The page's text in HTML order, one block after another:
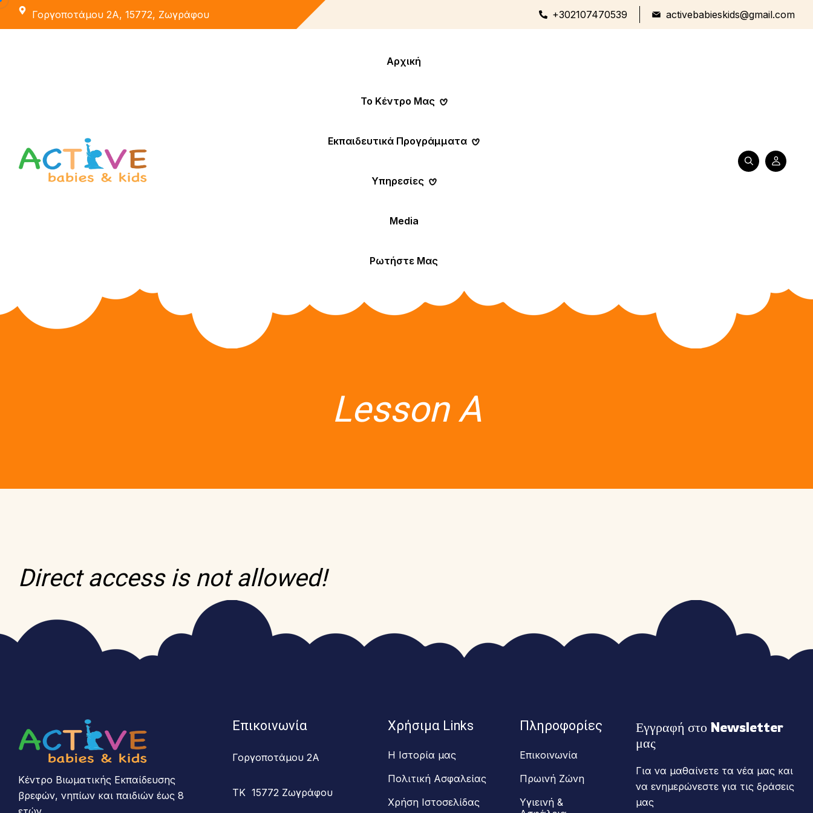
Γοργοποτάμου 2Α, 15772, Ζωγράφου +302107470539 activebabieskids@gmail.com
Αρχική
Το Κέντρο Μας
Εκπαιδευτικά Προγράμματα
Υπηρεσίες
Active Training System
Media
Ρωτήστε Μας
Lesson A
Direct access is not allowed!
Κέντρο Βιωματικής Εκπαίδευσης
βρεφών, νηπίων και παιδιών έως 8
Επικοινωνία
Γοργοποτάμου 2Α
ΤΚ 15772 Ζωγράφου
Χρήσιμα Links
Η Ιστορία μας
Πολιτική Ασφαλείας
Χρήση Ιστοσελίδας
Πληροφορίες
Επικοινωνία
Πρωινή Ζώνη
Υγιεινή &
Εγγραφή στο Newsletter
μας
Για να μαθαίνετε τα νέα μας και
να ενημερώνεστε για τις δράσεις
μας